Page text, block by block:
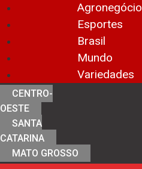
Agronegócio
Esportes
Brasil
Mundo
Variedades
CENTRO-
OESTE
SANTA
CATARINA
MATO GROSSO